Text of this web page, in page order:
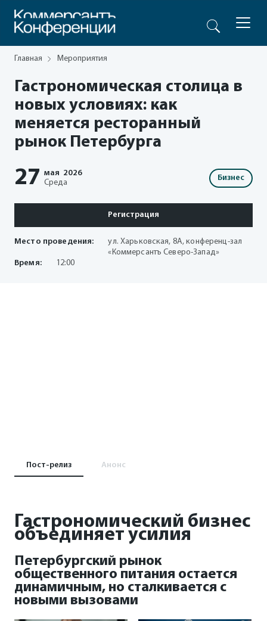
Главная Мероприятия
Гастрономическая столица в
новых условиях: как
меняется ресторанный
рынок Петербурга
27 мая 2026
Среда
Бизнес
Регистрация
Место проведения:
ул. Харьковская, 8А, конференц-зал
«Коммерсантъ Северо-Запад»
Время:
12:00
Пост-релиз Анонс
Гастрономический бизнес
объединяет усилия
Петербургский рынок
общественного питания остается
динамичным, но сталкивается с
новыми вызовами